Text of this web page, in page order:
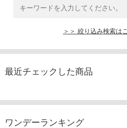
＞＞ 絞り込み検索は
最近チェックした商品
ワンデーランキング